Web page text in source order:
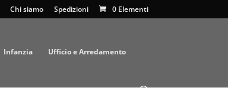
Chi siamo Spedizioni 0 Elementi
Infanzia Ufficio e Arredamento